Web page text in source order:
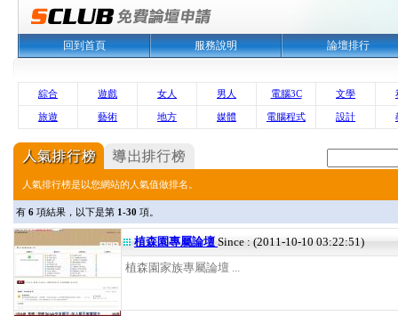
回到首頁 服務說明 論壇排行
綜合 遊戲 女人 男人 電腦3C 文學
旅遊 藝術 地方 媒體 電腦程式 設計
人氣排行榜是以您網站的人氣值做排名。
有 6 項結果，以下是第 1-30 項。
植森園專屬論壇 Since : (2011-10-10 03:22:51)
植森園家族專屬論壇 ...